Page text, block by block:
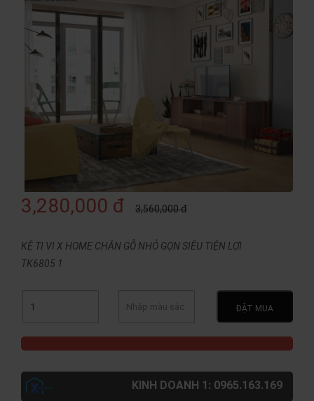
3,280,000 đ 3,560,000 đ
KỆ TI VI X HOME CHÂN GỖ NHỎ GỌN SIÊU TIỆN LỢI
TK6805 1
ĐẶT MUA
KINH DOANH 1: 0965.163.169